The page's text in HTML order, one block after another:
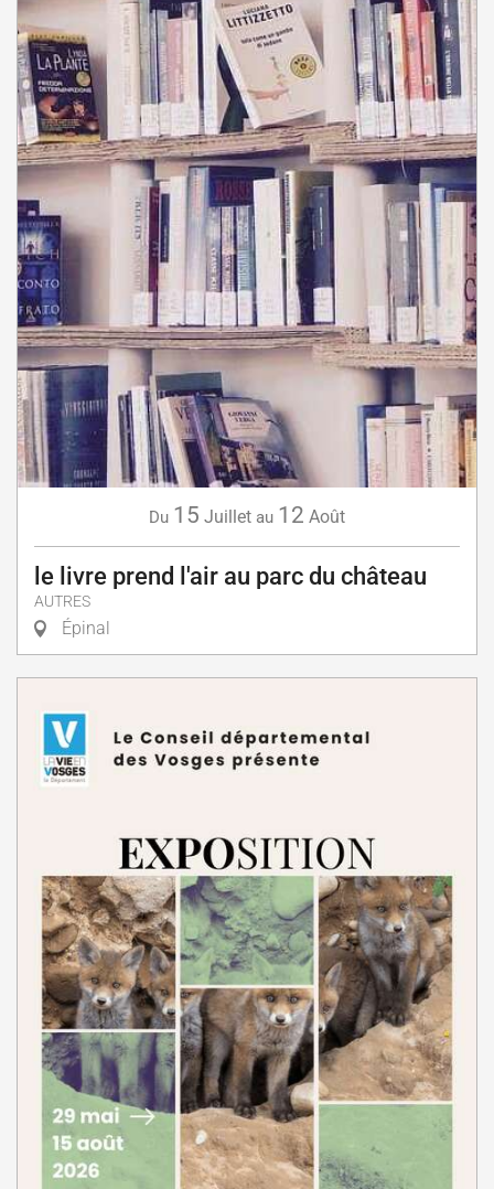
Du 15 Juillet au 12 Août
le livre prend l'air au parc du château
AUTRES
Épinal